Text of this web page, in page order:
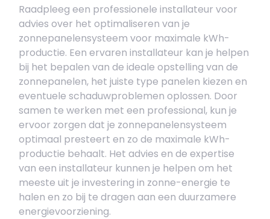
Raadpleeg een professionele installateur voor
advies over het optimaliseren van je
zonnepanelensysteem voor maximale kWh-
productie. Een ervaren installateur kan je helpen
bij het bepalen van de ideale opstelling van de
zonnepanelen, het juiste type panelen kiezen en
eventuele schaduwproblemen oplossen. Door
samen te werken met een professional, kun je
ervoor zorgen dat je zonnepanelensysteem
optimaal presteert en zo de maximale kWh-
productie behaalt. Het advies en de expertise
van een installateur kunnen je helpen om het
meeste uit je investering in zonne-energie te
halen en zo bij te dragen aan een duurzamere
energievoorziening.